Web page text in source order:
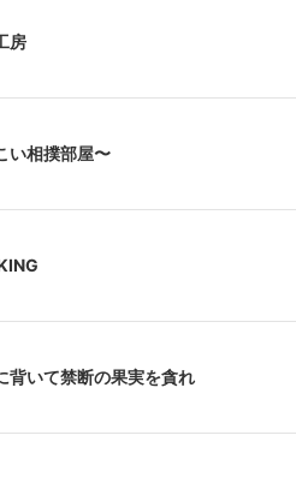
房
い相撲部屋〜
背いて禁断の果実を貪れ